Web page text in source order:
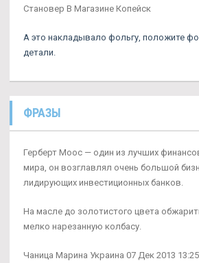
Становер В Магазине Копейск
А это накладывало фольгу, положите
детали.
ФРАЗЫ
Герберт Моос — один из лучших
мира, он возглавлял очень большой
лидирующих инвестиционных банков.
На масле до золотистого цвета
мелко нарезанную колбасу.
Чаница Марина Украина 07 Дек 2013